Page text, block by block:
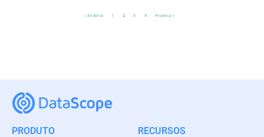
« Anterior 1 2 3 4 Próxima »
PRODUTO RECURSOS